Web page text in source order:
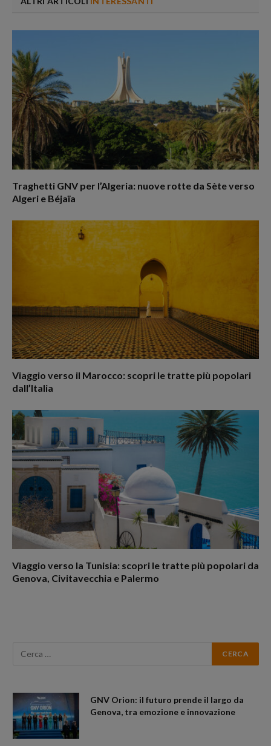
Traghetti GNV per l’Algeria: nuove rotte da Sète verso
Algeri e Béjaïa
Viaggio verso il Marocco: scopri le tratte più popolari
dall’Italia
Viaggio verso la Tunisia: scopri le tratte più popolari da
Genova, Civitavecchia e Palermo
GNV Orion: il futuro prende il largo da
Genova, tra emozione e innovazione